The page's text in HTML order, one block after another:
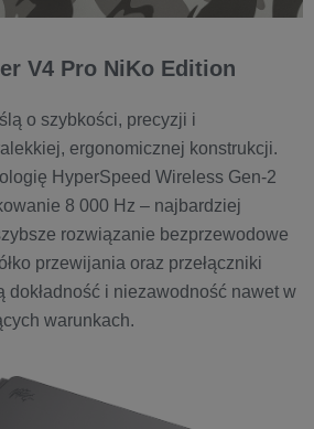
V4 Pro NiKo Edition
o szybkości, precyzji i
ergonomicznej konstrukcji.
HyperSpeed Wireless Gen-2
8 000 Hz – najbardziej
rozwiązanie bezprzewodowe
przewijania oraz przełączniki
dokładność i niezawodność nawet w
warunkach.